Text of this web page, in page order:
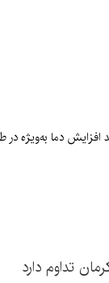
افزایش دما به‌ویژه
تداوم دارد